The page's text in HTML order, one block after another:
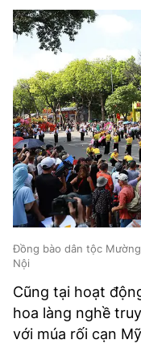
Đồng bào dân tộc
Nội
Cũng tại hoạt
hoa làng nghề
với múa rối cạn